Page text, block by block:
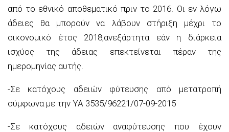
από το εθνικό αποθεματικό πριν το 2016. Οι εν λόγω
άδειες θα μπορούν να λάβουν στήριξη μέχρι το
οικονομικό έτος 2018,ανεξάρτητα εάν η διάρκεια
ισχύος της άδειας επεκτείνεται πέραν της
ημερομηνίας αυτής.
-Σε κατόχους αδειών φύτευσης από μετατροπή
σύμφωνα με την ΥΑ 3535/96221/07-09-2015
-Σε κατόχους αδειών αναφύτευσης που έχουν